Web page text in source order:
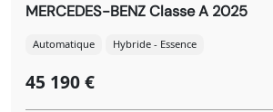
MERCEDES-BENZ Classe A 2025
Automatique Hybride - Essence
45 190 €